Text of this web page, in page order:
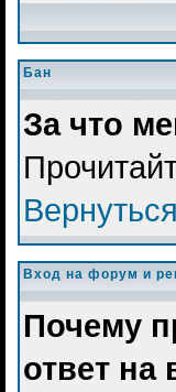
Бан
За что
Вход на форум и
Почему
ответ на